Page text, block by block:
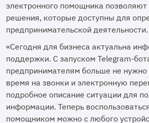
электронного помощника позволяют
решения, которые доступны для
предпринимательской деятельности.
«Сегодня для бизнеса актуальна
поддержки. С запуском Telegram-
предпринимателям больше не нужно
время на звонки и электронную
подробное описание ситуации для
информации. Теперь
помощником можно с любого